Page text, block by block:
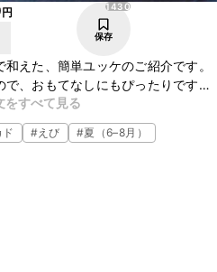
円 1430
保存
えた、簡単ユッケのご紹介です。
、おもてなしにもぴったりです
なので、この機会に是非、作って
をすべて見る
#えび #夏（6–8月）